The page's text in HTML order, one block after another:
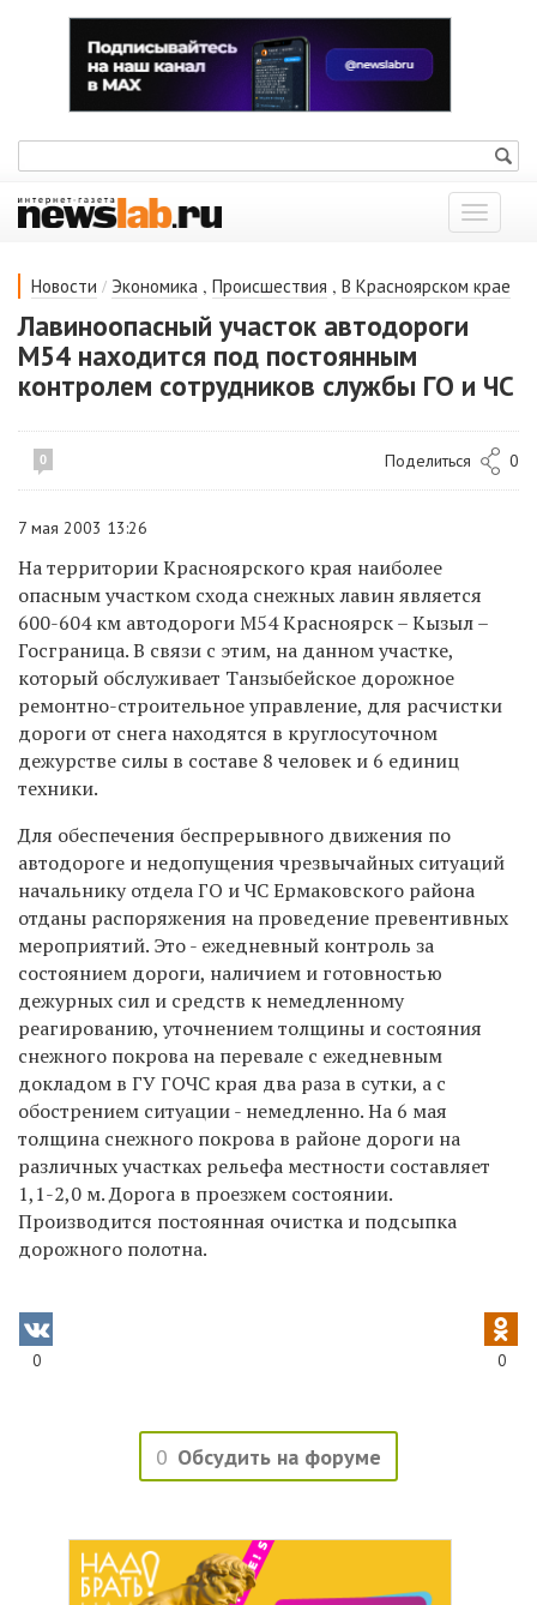
Показать
меню
Новости / Экономика , Происшествия , В Красноярском крае
Лавиноопасный участок автодороги
М54 находится под постоянным
контролем сотрудников службы ГО и ЧС
0 Поделиться 0
7 мая 2003 13:26
На территории Красноярского края наиболее
опасным участком схода снежных лавин является
600-604 км автодороги М54 Красноярск – Кызыл –
Госграница. В связи с этим, на данном участке,
который обслуживает Танзыбейское дорожное
ремонтно-строительное управление, для расчистки
дороги от снега находятся в круглосуточном
дежурстве силы в составе 8 человек и 6 единиц
техники.
Для обеспечения беспрерывного движения по
автодороге и недопущения чрезвычайных ситуаций
начальнику отдела ГО и ЧС Ермаковского района
отданы распоряжения на проведение превентивных
мероприятий. Это - ежедневный контроль за
состоянием дороги, наличием и готовностью
дежурных сил и средств к немедленному
реагированию, уточнением толщины и состояния
снежного покрова на перевале с ежедневным
докладом в ГУ ГОЧС края два раза в сутки, а с
обострением ситуации - немедленно. На 6 мая
толщина снежного покрова в районе дороги на
различных участках рельефа местности составляет
1,1-2,0 м. Дорога в проезжем состоянии.
Производится постоянная очистка и подсыпка
дорожного полотна.
0 0
0 Обсудить на форуме